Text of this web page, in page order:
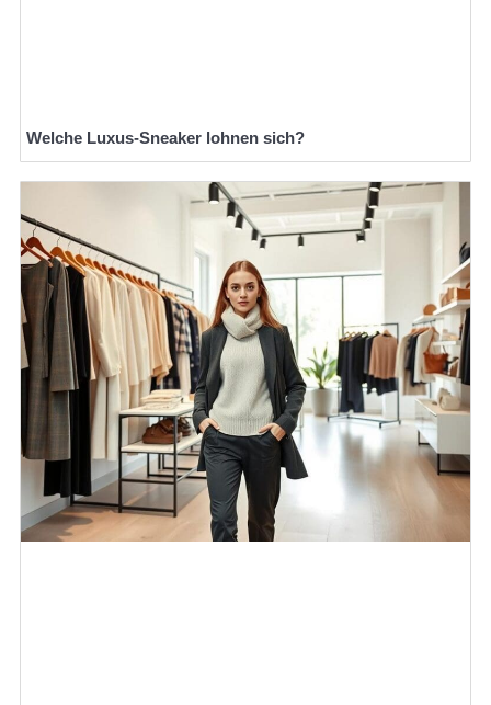
Welche Luxus-Sneaker lohnen sich?